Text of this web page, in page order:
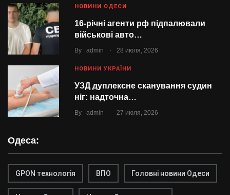
НОВИНИ ОДЕСИ
16-річні агенти рф підпалювали
військові авто…
By admin . 28 июля, 2026
НОВИНИ УКРАЇНИ
УЗД дуплексне сканування судин
ніг: надточна…
By admin . 27 июля, 2026
Одеса:
GPON технологія ВПО Головні новини Одеси